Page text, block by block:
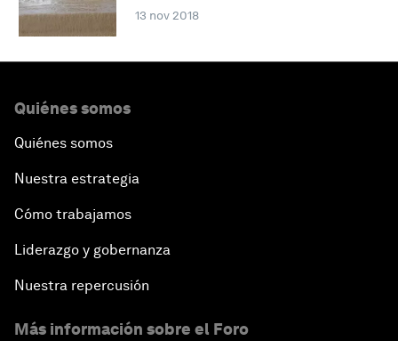
13 nov 2018
Quiénes somos
Quiénes somos
Nuestra estrategia
Cómo trabajamos
Liderazgo y gobernanza
Nuestra repercusión
Más información sobre el Foro